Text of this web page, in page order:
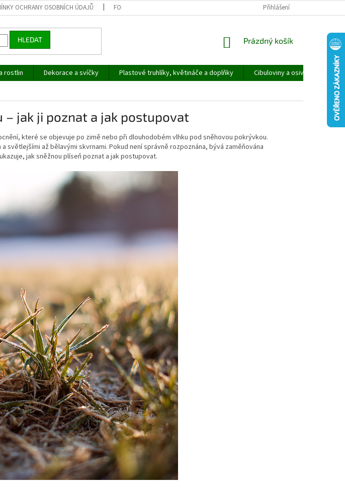
OCHRANY OSOBNÍCH ÚDAJŮ FORMULÁŘ PRO UPLATNĚNÍ REKLAMACE REKLAMAČNÍ ŘÁD
Přihlášení
HLEDAT
NÁKUPNÍ
Prázdný košík
rostlin Dekorace a svíčky Plastové truhlíky, květináče a doplňky Cibuloviny a osivo
– jak ji poznat a jak postupovat
které se objevuje po zimě nebo při dlouhodobém vlhku pod sněhovou pokrývkou.
světlejšími až bělavými skvrnami. Pokud není správně rozpoznána, bývá zaměňována
jak sněžnou plíseň poznat a jak postupovat.